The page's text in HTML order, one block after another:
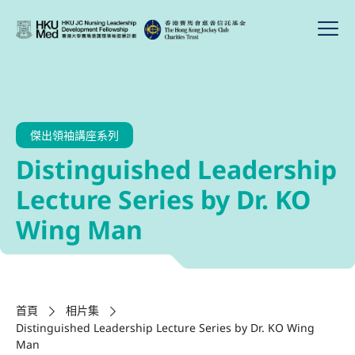
傑出領袖講座系列
Distinguished Leadership
Lecture Series by Dr. KO
Wing Man
首頁
相片集
Distinguished Leadership Lecture Series by Dr. KO Wing
Man